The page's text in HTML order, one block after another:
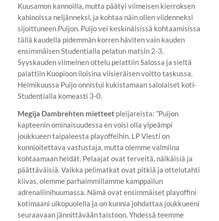
Kuusamon kannoilla, mutta päätyi viimeisen kierroksen
kahinoissa neljänneksi, ja kohtaa näin ollen viidenneksi
sijoittuneen Puijon. Puijo vei keskinäisissä kohtaamisissa
tällä kaudella pidemmän korren häviten vain kauden
ensimmäisen Studentialla pelatun matsin 2-3.
Syyskauden viimeinen ottelu pelattiin Salossa ja sieltä
palattiin Kuopioon iloisina viisieräisen voitto taskussa.
Helmikuussa Puijo onnistui kukistamaan salolaiset koti-
Studentialla komeasti 3-0.
Megija Dambrehten mietteetpleijareista: ”Puijon
kapteenin ominaisuudessa en voisi olla ylpeämpi
joukkueen taipaleesta playoffeihin. LP Viesti on
kunnioitettava vastustaja, mutta olemme valmiina
kohtaamaan heidät. Pelaajat ovat terveitä, nälkäisiä ja
päättäväisiä. Vaikka pelimatkat ovat pitkiä ja ottelutahti
kiivas, olemme parhaimmillamme kamppailun
adrenaliinihuumassa. Nämä ovat ensimmäiset playoffini
kotimaani ulkopuolella ja on kunnia johdattaa joukkueeni
seuraavaan jännittävään taistoon. Yhdessä teemme